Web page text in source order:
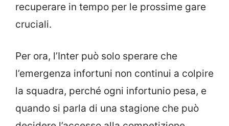
recuperare in tempo per le prossime gare
cruciali.
Per ora, l’Inter può solo sperare che
l’emergenza infortuni non continui a colpire
la squadra, perché ogni infortunio pesa, e
quando si parla di una stagione che può